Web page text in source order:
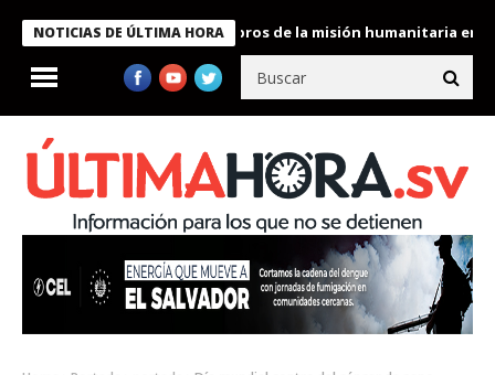
NOTICIAS DE ÚLTIMA HORA
Bukele condecora a miembros de la misión humanitaria enviada